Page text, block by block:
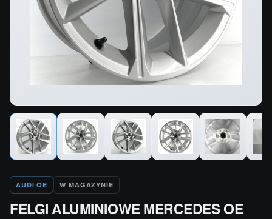
AUDI OE W MAGAZYNIE
FELGI ALUMINIOWE MERCEDES OE